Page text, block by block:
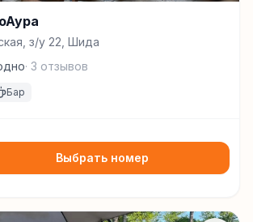
з/у 22, Шида
· 3 отзывов
Бар
Выбрать номер